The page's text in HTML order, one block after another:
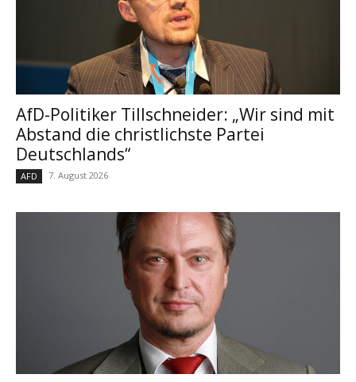
AfD-Politiker Tillschneider: „Wir sind mit
Abstand die christlichste Partei
Deutschlands“
AFD 7. August 2026